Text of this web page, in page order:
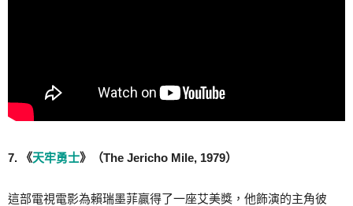
7. 《天牢勇士》（The Jericho Mile, 1979）
這部電視電影為賴瑞墨菲贏得了一座艾美獎，他飾演的主角彼